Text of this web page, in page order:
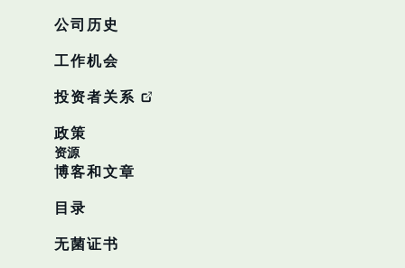
公司历史
工作机会
投资者关系
政策
资源
博客和文章
目录
无菌证书